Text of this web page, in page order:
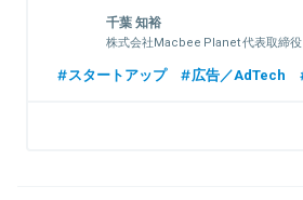
千葉 知裕
株式会社Macbee Planet 代表取締役
スタートアップ 広告／AdTech